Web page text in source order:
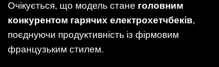
Очікується, що модель стане головним
конкурентом гарячих електрохетчбеків,
поєднуючи продуктивність із фірмовим
французьким стилем.